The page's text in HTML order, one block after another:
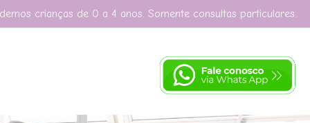
crianças de 0 a 4 anos. Somente consultas particulares.